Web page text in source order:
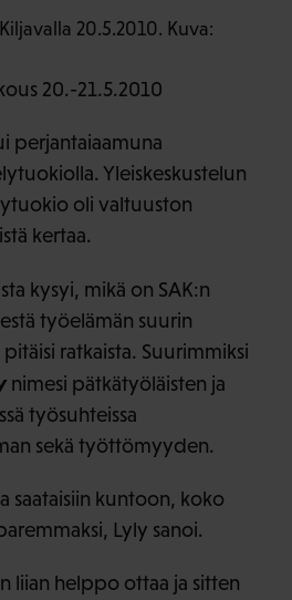
20.-21.5.2010
perjantaiaamuna
Yleiskeskustelun
oli valtuuston
kertaa.
kysyi, mikä on SAK:n
työelämän suurin
ratkaista. Suurimmiksi
nimesi pätkätyöläisten ja
työsuhteissa
sekä työttömyyden.
saataisiin kuntoon, koko
Lyly sanoi.
liian helppo ottaa ja sitten